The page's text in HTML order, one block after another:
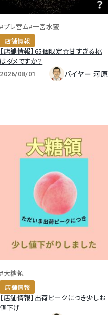
#プレ宮ム#一宮水蜜
店舗情報
【店舗情報】65個限定☆甘すぎる桃
はダメですか？
2026/08/01 バイヤー 河原
#大糖領
店舗情報
【店舗情報】出荷ピークにつき少しお
値下げ